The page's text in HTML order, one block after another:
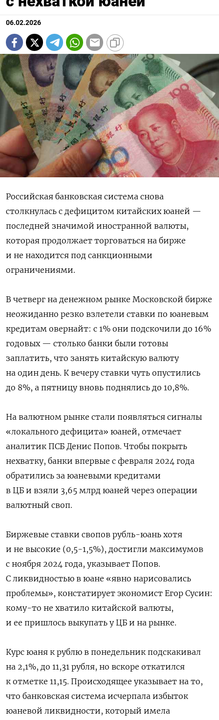
06.02.2026
Российская банковская система снова
столкнулась с дефицитом китайских юаней —
последней значимой иностранной валюты,
которая продолжает торговаться на бирже
и не находится под санкционными
ограничениями.
В четверг на денежном рынке Московской бирже
неожиданно резко взлетели ставки по юаневым
кредитам овернайт: с 1% они подскочили до 16%
годовых — столько банки были готовы
заплатить, что занять китайскую валюту
на один день. К вечеру ставки чуть опустились
до 8%, а пятницу вновь поднялись до 10,8%.
На валютном рынке стали появляться сигналы
«локального дефицита» юаней, отмечает
аналитик ПСБ Денис Попов. Чтобы покрыть
нехватку, банки впервые с февраля 2024 года
обратились за юаневыми кредитами
в ЦБ и взяли 3,65 млрд юаней через операции
валютный своп.
Биржевые ставки свопов рубль-юань хотя
и не высокие (0,5-1,5%), достигли максимумов
с ноября 2024 года, указывает Попов.
С ликвидностью в юане «явно нарисовались
проблемы», констатирует экономист Егор Сусин:
кому-то не хватило китайской валюты,
и ее пришлось выкупать у ЦБ и на рынке.
Курс юаня к рублю в понедельник подскакивал
на 2,1%, до 11,31 рубля, но вскоре откатился
к отметке 11,15. Происходящее указывает на то,
что банковская система исчерпала избыток
юаневой ликвидности, который имела